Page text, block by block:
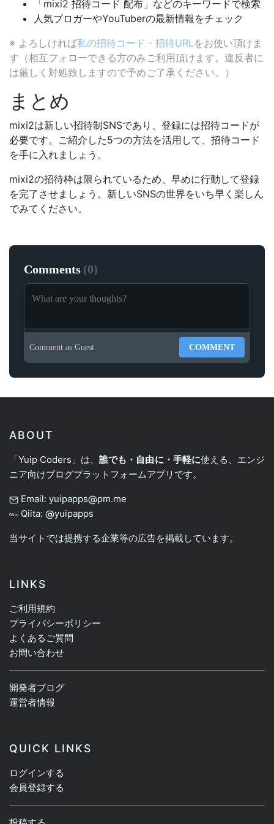
「mixi2 招待コード 配布」などのキーワードで検索
人気ブロガーやYouTuberの最新情報をチェック
※ よろしければ私の招待コード・招待URLをお使い頂けま
す（相互フォローできる方のみご利用頂けます。違反者に
は厳しく対処致しますので予めご了承ください。）
まとめ
mixi2は新しい招待制SNSであり、登録には招待コードが
必要です。ご紹介した5つの方法を活用して、招待コード
を手に入れましょう。
mixi2の招待枠は限られているため、早めに行動して登録
を完了させましょう。新しいSNSの世界をいち早く楽しん
でみてください。
Comments (0)
Comment as Guest COMMENT
ABOUT
「Yuip Coders」は、誰でも・自由に・手軽に使える、エンジ
ニア向けブログプラットフォームアプリです。
Email: yuipapps
pm.me
Qiita:
yuipapps
当サイトでは提携する企業等の広告を掲載しています。
LINKS
ご利用規約
プライバシーポリシー
よくあるご質問
お問い合わせ
開発者ブログ
運営者情報
QUICK LINKS
ログインする
会員登録する